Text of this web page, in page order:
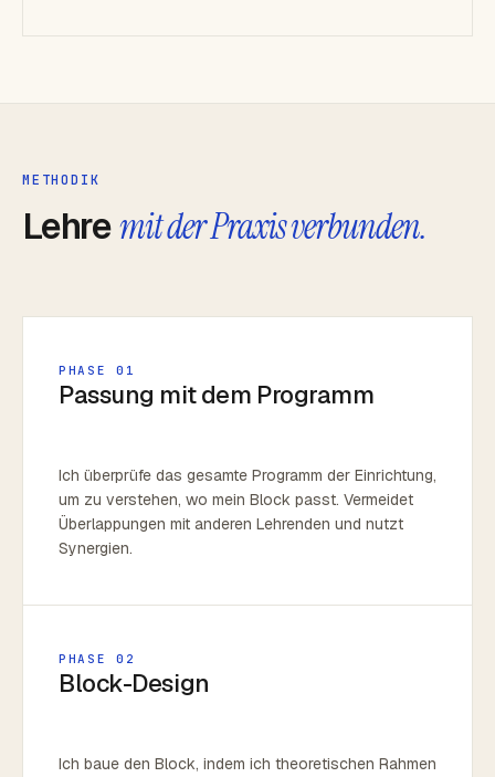
METHODIK
Lehremit der Praxis verbunden.
PHASE 01
Passung mit dem Programm
Ich überprüfe das gesamte Programm der Einrichtung,
um zu verstehen, wo mein Block passt. Vermeidet
Überlappungen mit anderen Lehrenden und nutzt
Synergien.
PHASE 02
Block-Design
Ich baue den Block, indem ich theoretischen Rahmen